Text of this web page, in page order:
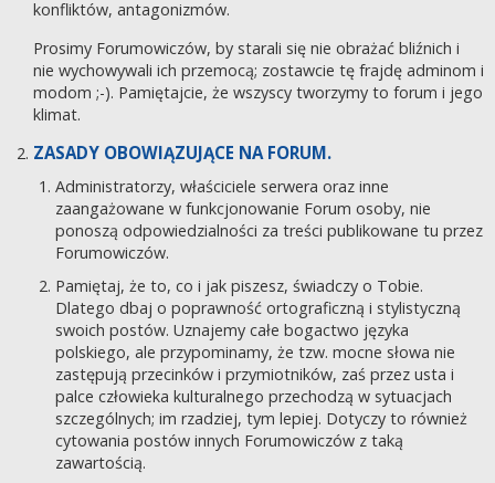
konfliktów, antagonizmów.
Prosimy Forumowiczów, by starali się nie obrażać bliźnich i
nie wychowywali ich przemocą; zostawcie tę frajdę adminom i
modom ;-). Pamiętajcie, że wszyscy tworzymy to forum i jego
klimat.
ZASADY OBOWIĄZUJĄCE NA FORUM.
Administratorzy, właściciele serwera oraz inne
zaangażowane w funkcjonowanie Forum osoby, nie
ponoszą odpowiedzialności za treści publikowane tu przez
Forumowiczów.
Pamiętaj, że to, co i jak piszesz, świadczy o Tobie.
Dlatego dbaj o poprawność ortograficzną i stylistyczną
swoich postów. Uznajemy całe bogactwo języka
polskiego, ale przypominamy, że tzw. mocne słowa nie
zastępują przecinków i przymiotników, zaś przez usta i
palce człowieka kulturalnego przechodzą w sytuacjach
szczególnych; im rzadziej, tym lepiej. Dotyczy to również
cytowania postów innych Forumowiczów z taką
zawartością.